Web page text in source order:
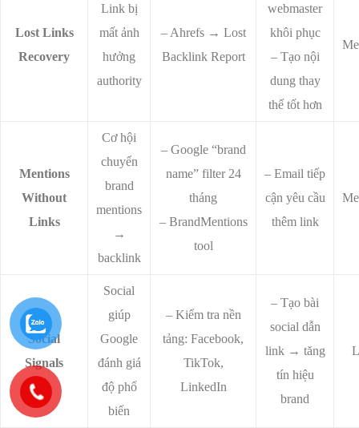
Lost Links
Recovery
Link bị
mất ảnh
hưởng
authority
– Ahrefs → Lost
Backlink Report
webmaster
khôi phục
– Tạo nội
dung thay
thế tốt hơn
Mentions
Without
Links
Cơ hội
chuyển
brand
mentions
→
backlink
– Google “brand
name” filter 24
tháng
– BrandMentions
tool
– Email tiếp
cận yêu cầu
thêm link
Social
Signals
Social
giúp
Google
đánh giá
độ phổ
biến
– Kiểm tra nền
tảng: Facebook,
TikTok,
LinkedIn
– Tạo bài
social dẫn
link → tăng
tín hiệu
brand